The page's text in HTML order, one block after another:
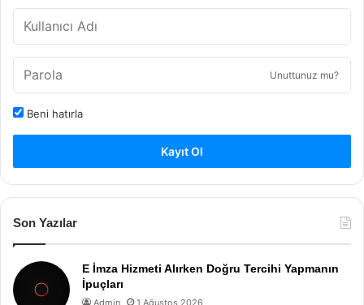
Unuttunuz mu?
Beni hatırla
Kayıt Ol
Son Yazılar
E İmza Hizmeti Alırken Doğru Tercihi Yapmanın
İpuçları
Admin 1 Ağustos 2026